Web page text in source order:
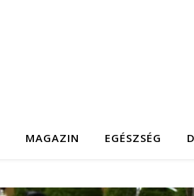
MAGAZIN EGÉSZSÉG